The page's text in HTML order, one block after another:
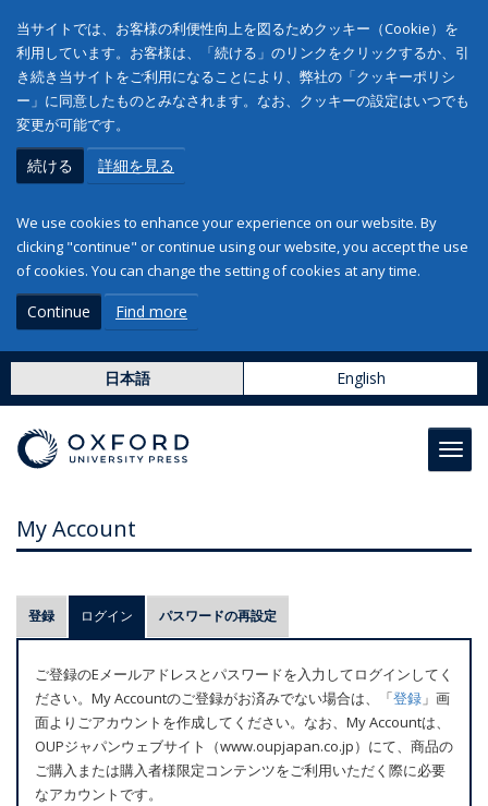
当サイトでは、お客様の利便性向上を図るためクッキー（Cookie）を
利用しています。お客様は、「続ける」のリンクをクリックするか、引
き続き当サイトをご利用になることにより、弊社の「クッキーポリシ
ー」に同意したものとみなされます。なお、クッキーの設定はいつでも
変更が可能です。
続ける 詳細を見る
We use cookies to enhance your experience on our website. By
clicking "continue" or continue using our website, you accept the use
of cookies. You can change the setting of cookies at any time.
Continue Find more
日本語 English
My Account
プ
ラ
マ
リ
ー
タ
登録 ログイン (アクティブなタブ)
パスワードの再設定
ご登録のEメールアドレスとパスワードを入力してログインしてく
ださい。My Accountのご登録がお済みでない場合は、「登録 」画
面よりごアカウントを作成してください。なお、My Accountは、
OUPジャパンウェブサイト（www.oupjapan.co.jp）にて、商品の
ご購入または購入者様限定コンテンツをご利用いただく際に必要
なアカウントです。